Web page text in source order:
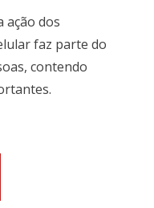
ação dos
faz parte do
contendo